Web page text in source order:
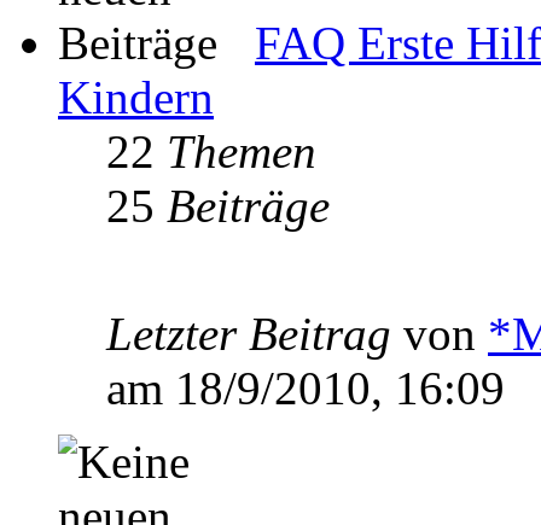
FAQ Erste
Kindern
22 Themen
25 Beiträge
Letzter Beitrag von
am 18/9/2010, 16:09